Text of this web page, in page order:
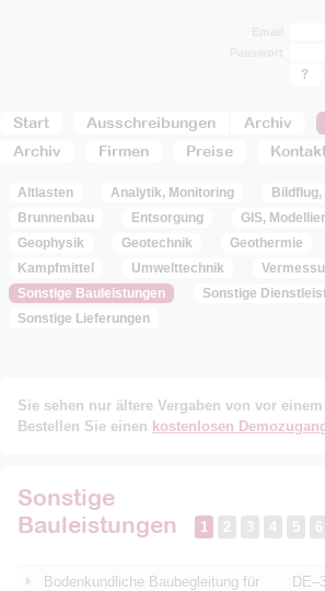
Start Ausschreibungen Archiv
Archiv
Firmen Preise
?
Altlasten Analytik, Monitoring
Bildflug,
Brunnenbau
Entsorgung GIS,
Geophysik
Geotechnik Geothermie
Kampfmittel
Umwelttechnik
Sonstige Bauleistungen
Sonstige
Sonstige Lieferungen
Sie sehen nur ältere Vergaben von vor
Bestellen Sie einen kostenlosen
Sonstige
Bauleistungen
1 2 3 4 5 6
Bodenkundliche Baubegleitung für